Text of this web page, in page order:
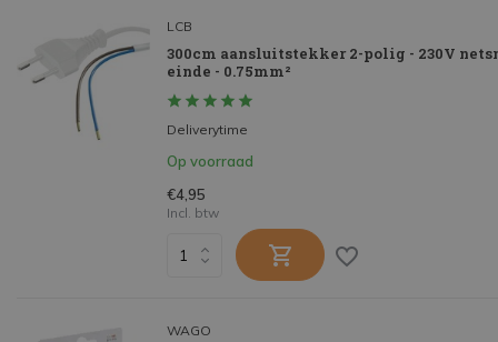
LCB
300cm aansluitstekker 2-polig - 230V
einde - 0.75mm²
Deliverytime
Op voorraad
€4,95
Incl. btw
WAGO